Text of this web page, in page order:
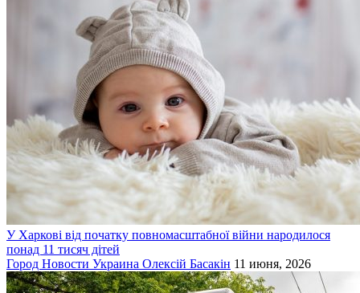
У Харкові від початку повномасштабної війни народилося
понад 11 тисяч дітей
Город Новости Украина Олексій Басакін 11 июня, 2026